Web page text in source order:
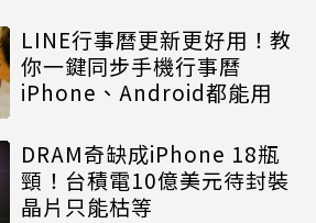
LINE行事曆更新更好用！教
你一鍵同步手機行事曆
iPhone、Android都能用
DRAM奇缺成iPhone 18瓶
頸！台積電10億美元待封裝
晶片只能枯等